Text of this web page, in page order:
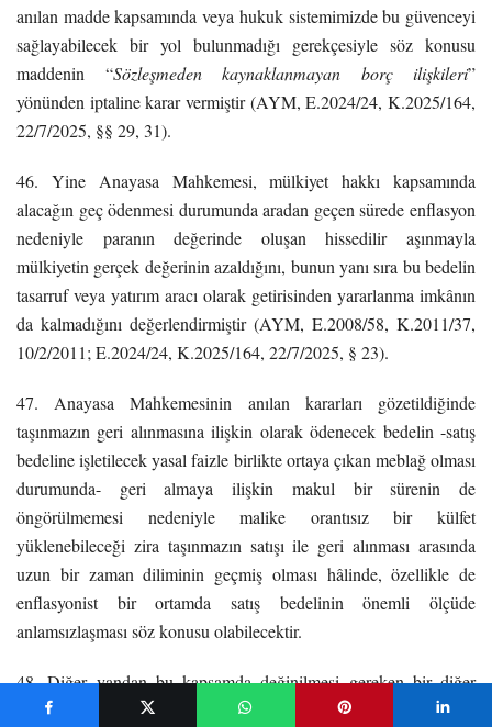
anılan madde kapsamında veya hukuk sistemimizde bu güvenceyi
sağlayabilecek bir yol bulunmadığı gerekçesiyle söz konusu
maddenin “Sözleşmeden kaynaklanmayan borç ilişkileri”
yönünden iptaline karar vermiştir (AYM, E.2024/24, K.2025/164,
22/7/2025, §§ 29, 31).
46. Yine Anayasa Mahkemesi, mülkiyet hakkı kapsamında
alacağın geç ödenmesi durumunda aradan geçen sürede enflasyon
nedeniyle paranın değerinde oluşan hissedilir aşınmayla
mülkiyetin gerçek değerinin azaldığını, bunun yanı sıra bu bedelin
tasarruf veya yatırım aracı olarak getirisinden yararlanma imkânın
da kalmadığını değerlendirmiştir (AYM, E.2008/58, K.2011/37,
10/2/2011; E.2024/24, K.2025/164, 22/7/2025, § 23).
47. Anayasa Mahkemesinin anılan kararları gözetildiğinde
taşınmazın geri alınmasına ilişkin olarak ödenecek bedelin -satış
bedeline işletilecek yasal faizle birlikte ortaya çıkan meblağ olması
durumunda- geri almaya ilişkin makul bir sürenin de
öngörülmemesi nedeniyle malike orantısız bir külfet
yüklenebileceği zira taşınmazın satışı ile geri alınması arasında
uzun bir zaman diliminin geçmiş olması hâlinde, özellikle de
enflasyonist bir ortamda satış bedelinin önemli ölçüde
anlamsızlaşması söz konusu olabilecektir.
48. Diğer yandan bu kapsamda değinilmesi gereken bir diğer
husus ise satış bedeli ve bu bedele işletilecek kanuni faiz